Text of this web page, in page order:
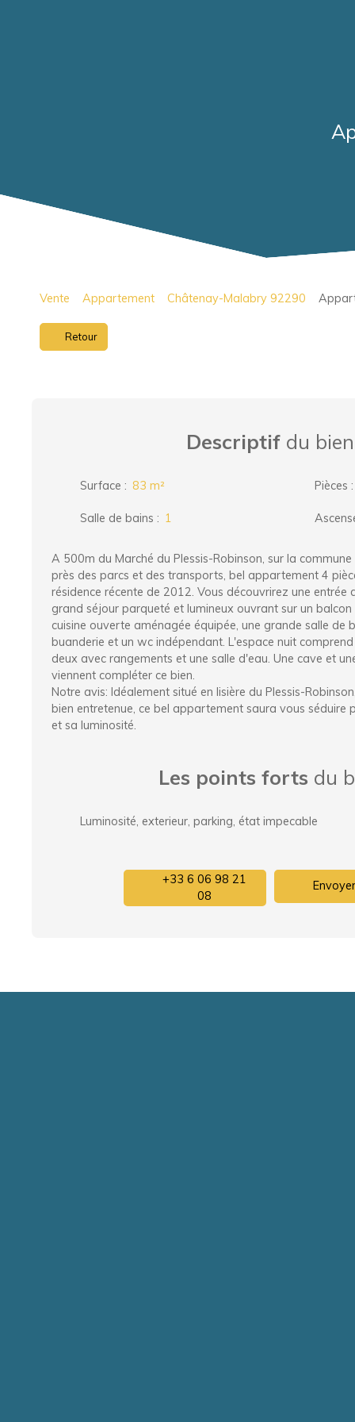
Vente Appartement Châtenay-Malabry 92290
Retour
Descriptif du bien
Surface : 83 m² Pièces
Salle de bains : 1
A 500m du Marché du Plessis-Robinson, sur la
près des parcs et des transports, bel appartement 4
résidence récente de 2012. Vous découvrirez une entrée
grand séjour parqueté et lumineux ouvrant sur un
cuisine ouverte aménagée équipée, une grande salle de
buanderie et un wc indépendant. L'espace nuit
deux avec rangements et une salle d'eau. Une cave et
viennent compléter ce bien.
Notre avis: Idéalement situé en lisière du Plessis-
bien entretenue, ce bel appartement saura vous séduire
et sa luminosité.
Les points forts du
Luminosité, exterieur, parking, état impecable
+33 6 06 98 21
08